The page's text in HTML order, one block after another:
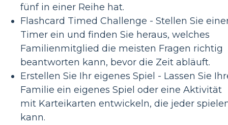
fünf in einer Reihe hat.
Flashcard Timed Challenge - Stellen Sie
Timer ein und finden Sie heraus, welches
Familienmitglied die meisten Fragen richtig
beantworten kann, bevor die Zeit abläuft.
Erstellen Sie Ihr eigenes Spiel - Lassen Sie
Familie ein eigenes Spiel oder eine Aktivität
mit Karteikarten entwickeln, die jeder
kann.